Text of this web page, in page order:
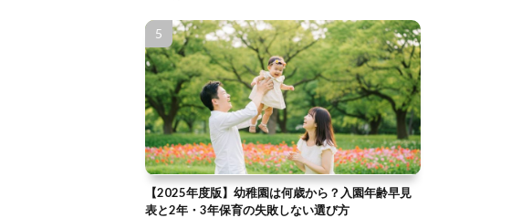
【2025年度版】幼稚園は何歳から？入園年齢早見
表と2年・3年保育の失敗しない選び方